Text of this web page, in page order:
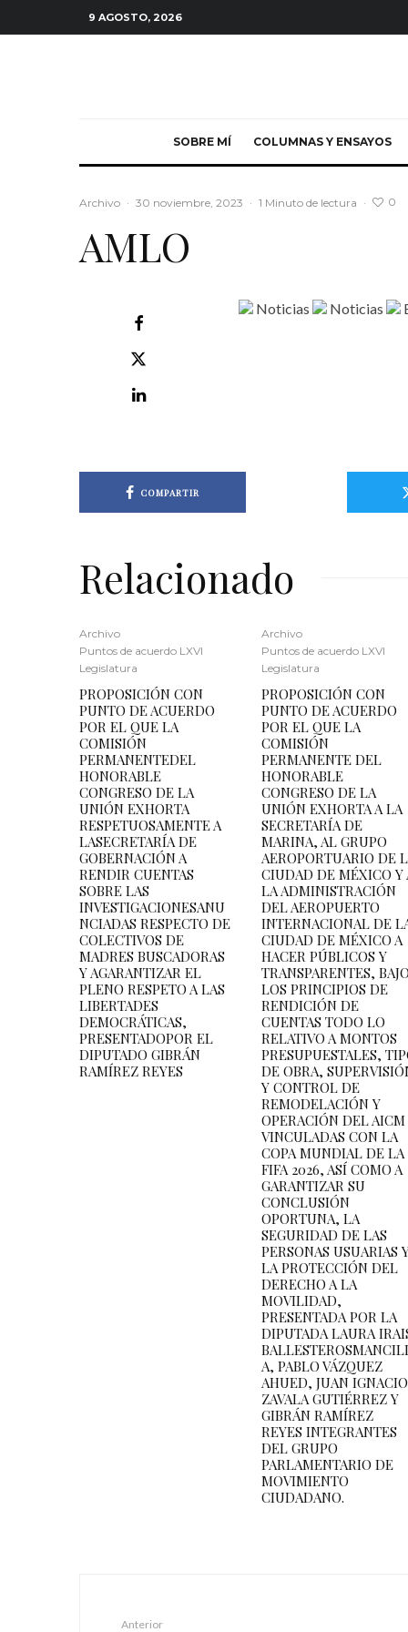
9 AGOSTO, 2026
SOBRE MÍ COLUMNAS Y ENSAYOS
Archivo · 30 noviembre, 2023 · 1 Minuto de lectura · 0
AMLO
Noticias Noticias
COMPARTIR
Relacionado
Archivo
Puntos de acuerdo LXVI
Legislatura
PROPOSICIÓN CON
PUNTO DE ACUERDO
POR EL QUE LA
COMISIÓN
PERMANENTEDEL
HONORABLE
CONGRESO DE LA
UNIÓN EXHORTA
RESPETUOSAMENTE A
LASECRETARÍA DE
GOBERNACIÓN A
RENDIR CUENTAS
SOBRE LAS
INVESTIGACIONESANU
NCIADAS RESPECTO DE
COLECTIVOS DE
MADRES BUSCADORAS
Y AGARANTIZAR EL
PLENO RESPETO A LAS
LIBERTADES
DEMOCRÁTICAS,
PRESENTADOPOR EL
DIPUTADO GIBRÁN
RAMÍREZ REYES
Archivo
Puntos de acuerdo LXVI
Legislatura
PROPOSICIÓN CON
PUNTO DE ACUERDO
POR EL QUE LA
COMISIÓN
PERMANENTE DEL
HONORABLE
CONGRESO DE LA
UNIÓN EXHORTA A LA
SECRETARÍA DE
MARINA, AL GRUPO
AEROPORTUARIO DE
CIUDAD DE MÉXICO Y
LA ADMINISTRACIÓN
DEL AEROPUERTO
INTERNACIONAL DE
CIUDAD DE MÉXICO A
HACER PÚBLICOS Y
TRANSPARENTES,
LOS PRINCIPIOS DE
RENDICIÓN DE
CUENTAS TODO LO
RELATIVO A MONTOS
PRESUPUESTALES,
DE OBRA,
Y CONTROL DE
REMODELACIÓN Y
OPERACIÓN DEL AICM
VINCULADAS CON LA
COPA MUNDIAL DE LA
FIFA 2026, ASÍ COMO A
GARANTIZAR SU
CONCLUSIÓN
OPORTUNA, LA
SEGURIDAD DE LAS
PERSONAS USUARIAS
LA PROTECCIÓN DEL
DERECHO A LA
MOVILIDAD,
PRESENTADA POR LA
DIPUTADA LAURA
A, PABLO VÁZQUEZ
AHUED, JUAN IGNACIO
ZAVALA GUTIÉRREZ Y
GIBRÁN RAMÍREZ
REYES INTEGRANTES
DEL GRUPO
PARLAMENTARIO DE
MOVIMIENTO
CIUDADANO.
Anterior